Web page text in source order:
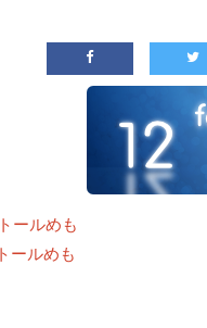
ールめも
ールめも